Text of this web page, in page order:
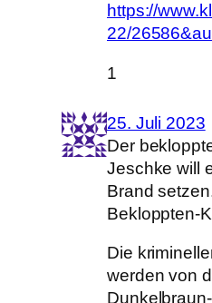
https://
22/
1
25. Juli 2023
Der
Jeschke will
Brand
Bekloppten-
Die
werden von
Dunkelbraun-